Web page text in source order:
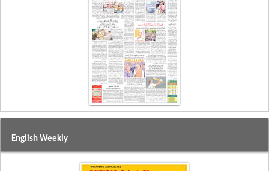
English Weekly